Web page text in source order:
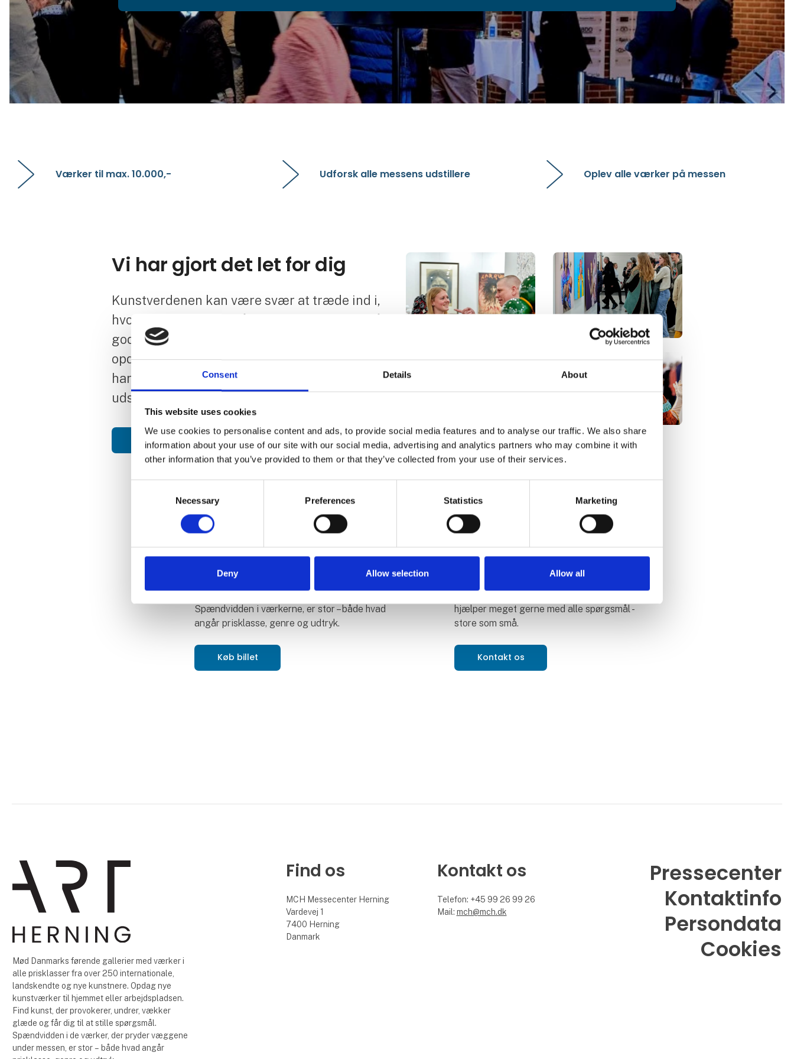
Consent Details About
This website uses cookies
We use cookies to personalise content and ads, to provide social media features and to analyse our traffic. We also share
information about your use of our site with our social media, advertising and analytics partners who may combine it with
other information that you’ve provided to them or that they’ve collected from your use of their services.
Necessary Preferences Statistics Marketing
Deny Allow selection Allow all
Værker til max. 10.000,- Udforsk alle messens udstillere Oplev alle værker på messen
Vi har gjort det let for dig
Kunstverdenen kan være svær at træde ind i,
hvor skal du starte? På Art Herning kan du få
gode råd af alle galleristerne samt gå på
opdagelse i "Start din kunstsamling" hvor vi
har markeret forskellige værker blandt alle
udstillerne, som maks. koster 10.000 kr.
Se hvilke udstillere du kan opleve
Oplev Art Herning
Find kunst, der provokerer, undrer, vækker
glæde og får dig til at stille spørgsmål.
Spændvidden i værkerne, er stor – både hvad
angår prisklasse, genre og udtryk.
Køb billet
Har du brug for hjælp?
Fandt du ikke den info du skulle bruge, er du
meget velkommen til at kontakte os. Vi
hjælper meget gerne med alle spørgsmål -
store som små.
Kontakt os
Mød Danmarks førende gallerier med værker i
alle prisklasser fra over 250 internationale,
landskendte og nye kunstnere. Opdag nye
kunstværker til hjemmet eller arbejdspladsen.
Find kunst, der provokerer, undrer, vækker
glæde og får dig til at stille spørgsmål.
Spændvidden i de værker, der pryder væggene
under messen, er stor – både hvad angår
Find os
MCH Messecenter Herning
Vardevej 1
7400 Herning
Danmark
Kontakt os
Telefon: +45 99 26 99 26
Mail: mch@mch.dk
Pressecenter
Kontaktinfo
Persondata
Cookies